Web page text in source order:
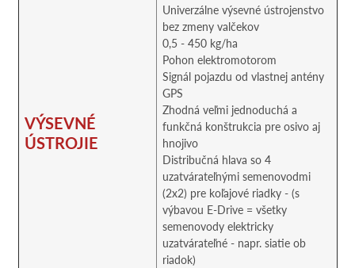
VÝSEVNÉ
ÚSTROJIE
Univerzálne výsevné ústrojenstvo
bez zmeny valčekov
0,5 - 450 kg/ha
Pohon elektromotorom
Signál pojazdu od vlastnej antény
GPS
Zhodná veľmi jednoduchá a
funkčná konštrukcia pre osivo aj
hnojivo
Distribučná hlava so 4
uzatvárateľnými semenovodmi
(2x2) pre koľajové riadky - (s
výbavou E-Drive = všetky
semenovody elektricky
uzatvárateľné - napr. siatie ob
riadok)